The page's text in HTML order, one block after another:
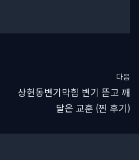
다음
상현동변기막힘 변기 뜯고 깨
달은 교훈 (찐 후기)